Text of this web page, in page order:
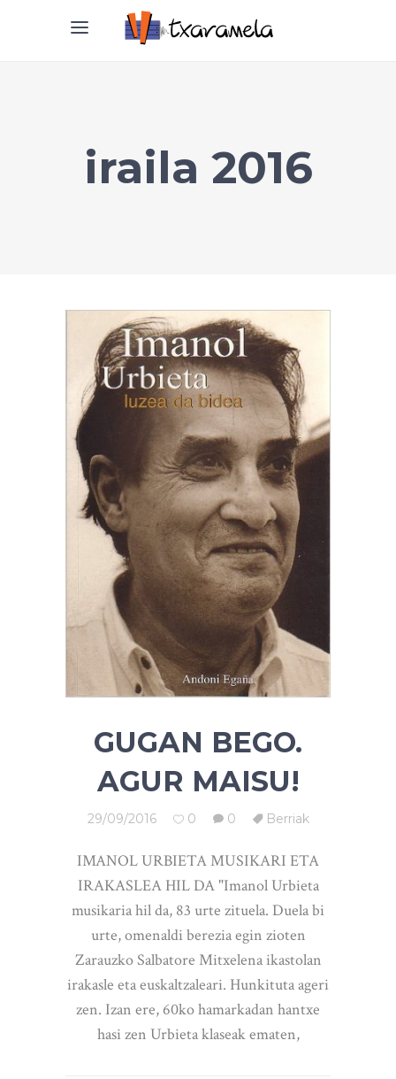
iraila 2016
GUGAN BEGO.
AGUR MAISU!
29/09/2016 0 0 Berriak
IMANOL URBIETA MUSIKARI ETA
IRAKASLEA HIL DA "Imanol Urbieta
musikaria hil da, 83 urte zituela. Duela bi
urte, omenaldi berezia egin zioten
Zarauzko Salbatore Mitxelena ikastolan
irakasle eta euskaltzaleari. Hunkituta ageri
zen. Izan ere, 60ko hamarkadan hantxe
hasi zen Urbieta klaseak ematen,